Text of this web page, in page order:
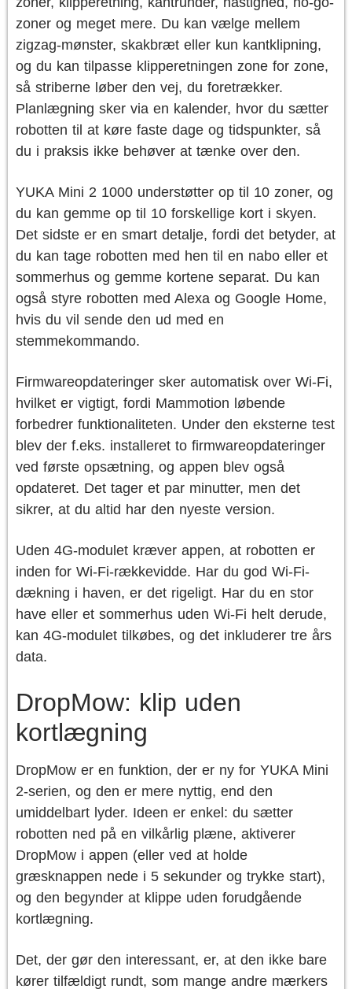
zoner og meget mere. Du kan vælge mellem
zigzag-mønster, skakbræt eller kun kantklipning,
og du kan tilpasse klipperetningen zone for zone,
så striberne løber den vej, du foretrækker.
Planlægning sker via en kalender, hvor du sætter
robotten til at køre faste dage og tidspunkter, så
du i praksis ikke behøver at tænke over den.
YUKA Mini 2 1000 understøtter op til 10 zoner, og
du kan gemme op til 10 forskellige kort i skyen.
Det sidste er en smart detalje, fordi det betyder, at
du kan tage robotten med hen til en nabo eller et
sommerhus og gemme kortene separat. Du kan
også styre robotten med Alexa og Google Home,
hvis du vil sende den ud med en
stemmekommando.
Firmwareopdateringer sker automatisk over Wi-Fi,
hvilket er vigtigt, fordi Mammotion løbende
forbedrer funktionaliteten. Under den eksterne test
blev der f.eks. installeret to firmwareopdateringer
ved første opsætning, og appen blev også
opdateret. Det tager et par minutter, men det
sikrer, at du altid har den nyeste version.
Uden 4G-modulet kræver appen, at robotten er
inden for Wi-Fi-rækkevidde. Har du god Wi-Fi-
dækning i haven, er det rigeligt. Har du en stor
have eller et sommerhus uden Wi-Fi helt derude,
kan 4G-modulet tilkøbes, og det inkluderer tre års
data.
DropMow: klip uden
kortlægning
DropMow er en funktion, der er ny for YUKA Mini
2-serien, og den er mere nyttig, end den
umiddelbart lyder. Ideen er enkel: du sætter
robotten ned på en vilkårlig plæne, aktiverer
DropMow i appen (eller ved at holde
græsknappen nede i 5 sekunder og trykke start),
og den begynder at klippe uden forudgående
kortlægning.
Det, der gør den interessant, er, at den ikke bare
kører tilfældigt rundt, som mange andre mærkers